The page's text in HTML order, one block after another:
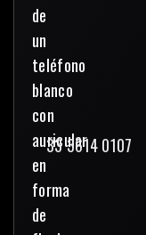
33 3614 0107